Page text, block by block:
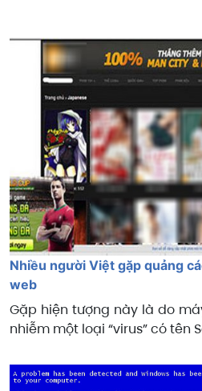
Nhiều người Việt gặp quảng
web
Gặp hiện tượng này là do
nhiễm một loại “virus” có tên